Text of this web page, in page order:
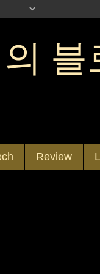
블
Review